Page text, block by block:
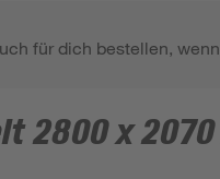
für dich bestellen,
2800 x 2070